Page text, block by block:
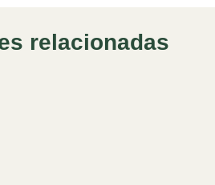
relacionadas